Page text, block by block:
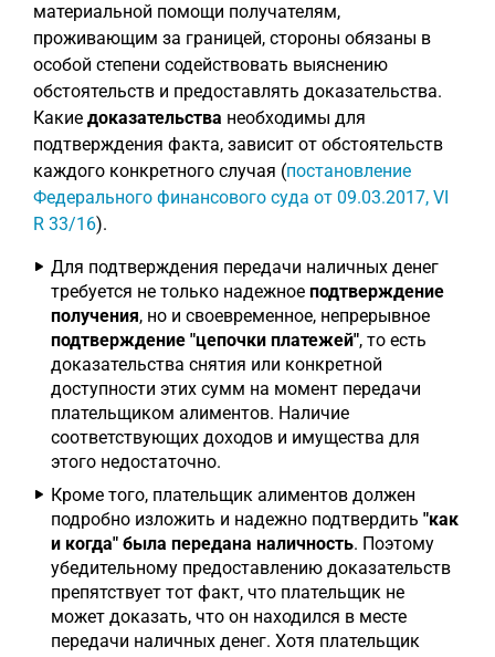
материальной помощи получателям,
проживающим за границей, стороны обязаны в
особой степени содействовать выяснению
обстоятельств и предоставлять доказательства.
Какие доказательства необходимы для
подтверждения факта, зависит от обстоятельств
каждого конкретного случая (постановление
Федерального финансового суда от 09.03.2017, VI
R 33/16).
Для подтверждения передачи наличных денег
требуется не только надежное подтверждение
получения, но и своевременное, непрерывное
подтверждение "цепочки платежей", то есть
доказательства снятия или конкретной
доступности этих сумм на момент передачи
плательщиком алиментов. Наличие
соответствующих доходов и имущества для
этого недостаточно.
Кроме того, плательщик алиментов должен
подробно изложить и надежно подтвердить "как
и когда" была передана наличность. Поэтому
убедительному предоставлению доказательств
препятствует тот факт, что плательщик не
может доказать, что он находился в месте
передачи наличных денег. Хотя плательщик